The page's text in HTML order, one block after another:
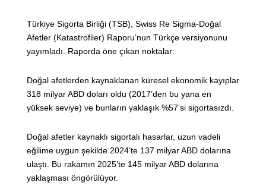
Türkiye Sigorta Birliği (TSB), Swiss Re Sigma-Doğal
Afetler (Katastrofiler) Raporu’nun Türkçe versiyonunu
yayımladı. Raporda öne çıkan noktalar:
Doğal afetlerden kaynaklanan küresel ekonomik kayıplar
318 milyar ABD doları oldu (2017’den bu yana en
yüksek seviye) ve bunların yaklaşık %57’si sigortasızdı.
Doğal afetler kaynaklı sigortalı hasarlar, uzun vadeli
eğilime uygun şekilde 2024’te 137 milyar ABD dolarına
ulaştı. Bu rakamın 2025’te 145 milyar ABD dolarına
yaklaşması öngörülüyor.